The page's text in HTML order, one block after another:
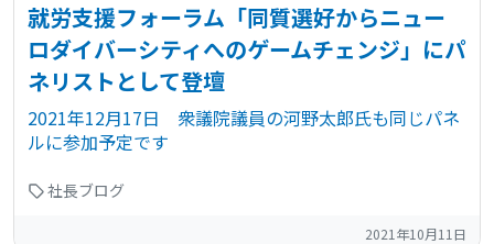
就労支援フォーラム「同質選好からニュー
ロダイバーシティへのゲームチェンジ」にパ
ネリストとして登壇
2021年12月17日 衆議院議員の河野太郎氏も同じパネ
ルに参加予定です
社長ブログ
2021年10月11日